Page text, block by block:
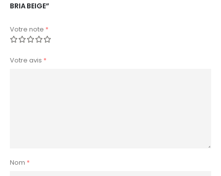
BRIA BEIGE”
Votre note *
Votre avis *
Nom *